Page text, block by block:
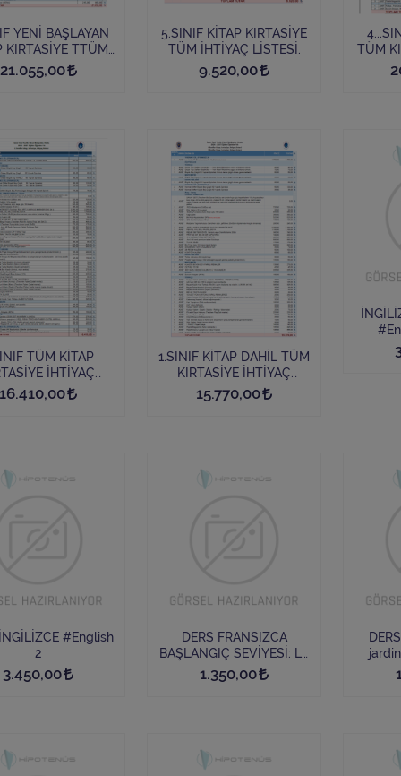
YENİ BAŞLAYAN
KIRTASİYE TTÜM
LİSTESİ
21.055,00
5.SINIF KİTAP KIRTASİYE
TÜM İHTİYAÇ LİSTESİ.
9.520,00
TÜM
TÜM KİTAP
İHTİYAÇ
LİSTESİ
16.410,00
1.SINIF KİTAP DAHİL TÜM
KIRTASİYE İHTİYAÇ
LİSTESİ
15.770,00
#English
2
3.450,00
DERS FRANSIZCA
BAŞLANGIÇ SEVİYESİ: La
Belle et la Bête
1.350,00